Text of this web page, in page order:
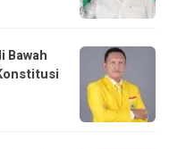
Bawah